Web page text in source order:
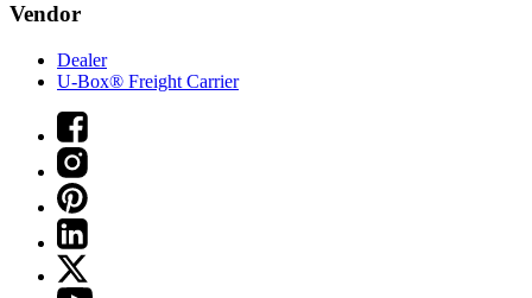
Vendor
Dealer
U-Box® Freight Carrier